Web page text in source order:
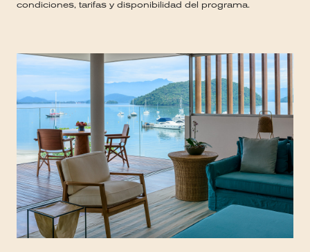
condiciones, tarifas y disponibilidad del programa.